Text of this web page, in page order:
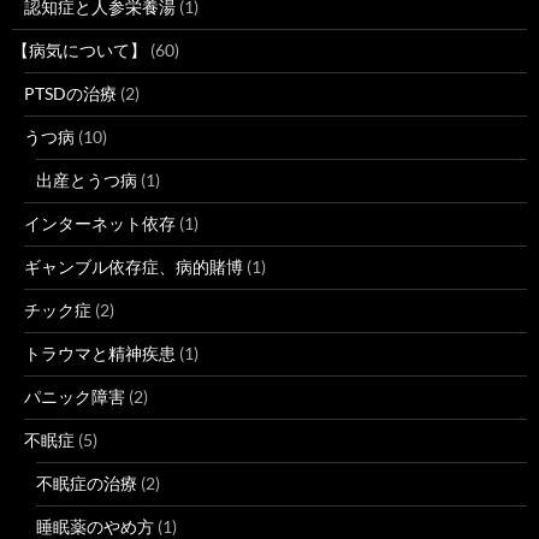
認知症と人参栄養湯 (1)
【病気について】 (60)
PTSDの治療 (2)
うつ病 (10)
出産とうつ病 (1)
インターネット依存 (1)
ギャンブル依存症、病的賭博 (1)
チック症 (2)
トラウマと精神疾患 (1)
パニック障害 (2)
不眠症 (5)
不眠症の治療 (2)
睡眠薬のやめ方 (1)